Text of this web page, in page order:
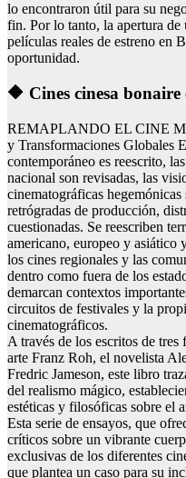
lo encontraron útil para su
fin. Por lo tanto, la apertura
películas reales de estreno en
oportunidad.
🔶 Cines cinesa bonaire
REMAPLANDO EL CINE
y Transformaciones Globales
contemporáneo es reescrito,
nacional son revisadas, las
cinematográficas
retrógradas de producción,
cuestionadas. Se reescriben
americano, europeo y asiático
los cines regionales y las
dentro como fuera de los
demarcan contextos
circuitos de festivales y la
cinematográficos.
A través de los escritos de
arte Franz Roh, el novelista
Fredric Jameson, este libro
del realismo mágico,
estéticas y filosóficas sobre el
Esta serie de ensayos, que
críticos sobre un vibrante
exclusivas de los diferentes
que plantea un caso para su